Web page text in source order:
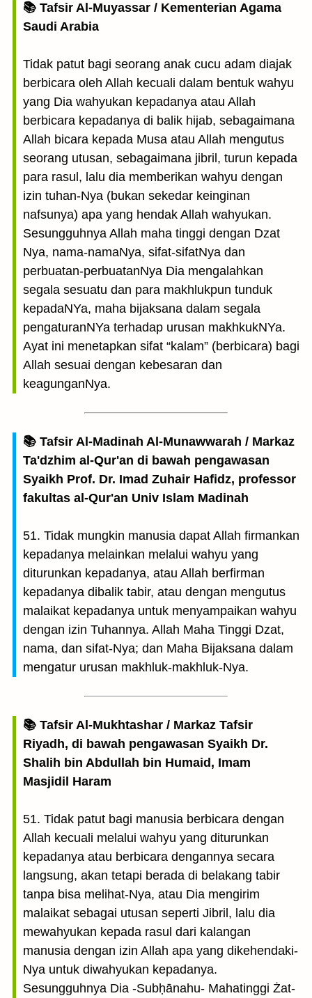
📚 Tafsir Al-Muyassar / Kementerian Agama
Saudi Arabia
Tidak patut bagi seorang anak cucu adam diajak
berbicara oleh Allah kecuali dalam bentuk wahyu
yang Dia wahyukan kepadanya atau Allah
berbicara kepadanya di balik hijab, sebagaimana
Allah bicara kepada Musa atau Allah mengutus
seorang utusan, sebagaimana jibril, turun kepada
para rasul, lalu dia memberikan wahyu dengan
izin tuhan-Nya (bukan sekedar keinginan
nafsunya) apa yang hendak Allah wahyukan.
Sesungguhnya Allah maha tinggi dengan Dzat
Nya, nama-namaNya, sifat-sifatNya dan
perbuatan-perbuatanNya Dia mengalahkan
segala sesuatu dan para makhlukpun tunduk
kepadaNYa, maha bijaksana dalam segala
pengaturanNYa terhadap urusan makhkukNYa.
Ayat ini menetapkan sifat “kalam” (berbicara) bagi
Allah sesuai dengan kebesaran dan
keagunganNya.
📚 Tafsir Al-Madinah Al-Munawwarah / Markaz
Ta'dzhim al-Qur'an di bawah pengawasan
Syaikh Prof. Dr. Imad Zuhair Hafidz, professor
fakultas al-Qur'an Univ Islam Madinah
51. Tidak mungkin manusia dapat Allah firmankan
kepadanya melainkan melalui wahyu yang
diturunkan kepadanya, atau Allah berfirman
kepadanya dibalik tabir, atau dengan mengutus
malaikat kepadanya untuk menyampaikan wahyu
dengan izin Tuhannya. Allah Maha Tinggi Dzat,
nama, dan sifat-Nya; dan Maha Bijaksana dalam
mengatur urusan makhluk-makhluk-Nya.
📚 Tafsir Al-Mukhtashar / Markaz Tafsir
Riyadh, di bawah pengawasan Syaikh Dr.
Shalih bin Abdullah bin Humaid, Imam
Masjidil Haram
51. Tidak patut bagi manusia berbicara dengan
Allah kecuali melalui wahyu yang diturunkan
kepadanya atau berbicara dengannya secara
langsung, akan tetapi berada di belakang tabir
tanpa bisa melihat-Nya, atau Dia mengirim
malaikat sebagai utusan seperti Jibril, lalu dia
mewahyukan kepada rasul dari kalangan
manusia dengan izin Allah apa yang dikehendaki-
Nya untuk diwahyukan kepadanya.
Sesungguhnya Dia -Subḥānahu- Mahatinggi Żat-